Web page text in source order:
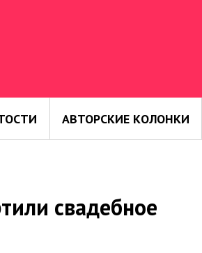
АВТОРСКИЕ КОЛОНКИ
свадебное